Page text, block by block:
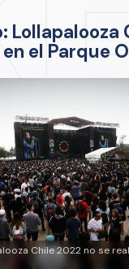
Lollapalooza
el Parque
Chile 2022 no se